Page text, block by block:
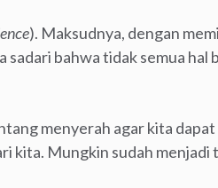
). Maksudnya, dengan
bahwa tidak semua hal
menyerah agar kita
kita. Mungkin sudah